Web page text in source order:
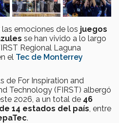
las emociones de los juegos
se han vivido a lo largo
Regional Laguna
el Tec de Monterrey
de For Inspiration and
Technology (FIRST) albergó
2026, a un total de 46
14 estados del país , entre
.